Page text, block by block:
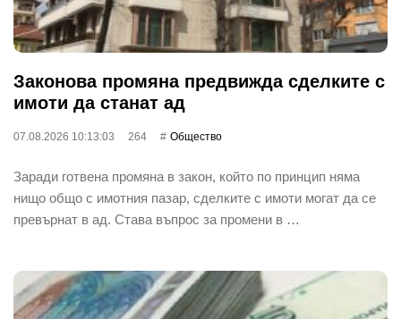
Законова промяна предвижда сделките с
имоти да станат ад
07.08.2026 10:13:03 264 Общество
Заради готвена промяна в закон, който по принцип няма
нищо общо с имотния пазар, сделките с имоти могат да се
превърнат в ад. Става въпрос за промени в …